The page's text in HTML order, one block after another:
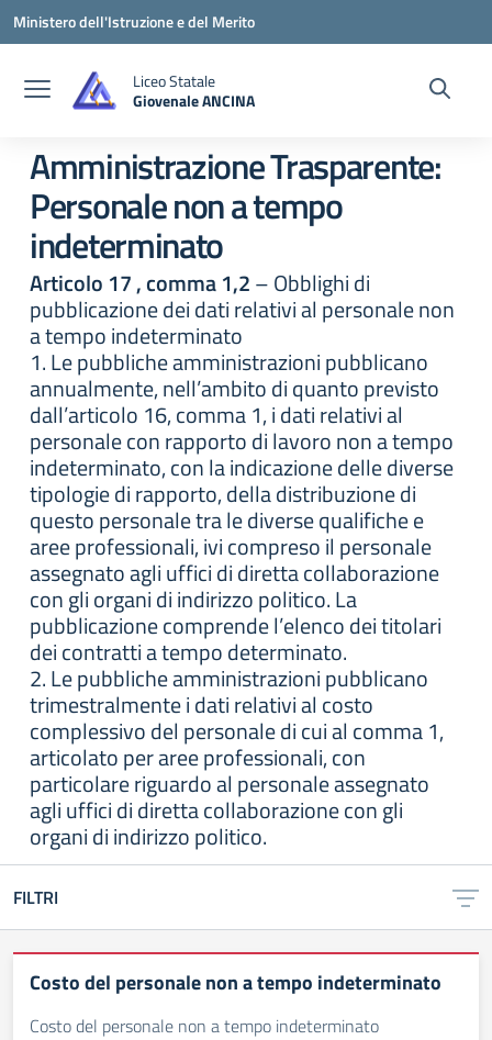
Vai ai contenuti
Vai al menu di navigazione
Vai al footer
Ministero dell'Istruzione e del Merito
Liceo Statale
Giovenale ANCINA
Amministrazione Trasparente:
Personale non a tempo
indeterminato
Articolo 17 , comma 1,2– Obblighi di
pubblicazione dei dati relativi al personale non
a tempo indeterminato
1. Le pubbliche amministrazioni pubblicano
annualmente, nell’ambito di quanto previsto
dall’articolo 16, comma 1, i dati relativi al
personale con rapporto di lavoro non a tempo
indeterminato, con la indicazione delle diverse
tipologie di rapporto, della distribuzione di
questo personale tra le diverse qualifiche e
aree professionali, ivi compreso il personale
assegnato agli uffici di diretta collaborazione
con gli organi di indirizzo politico. La
pubblicazione comprende l’elenco dei titolari
dei contratti a tempo determinato.
2. Le pubbliche amministrazioni pubblicano
trimestralmente i dati relativi al costo
complessivo del personale di cui al comma 1,
articolato per aree professionali, con
particolare riguardo al personale assegnato
agli uffici di diretta collaborazione con gli
organi di indirizzo politico.
FILTRI
Costo del personale non a tempo indeterminato
Costo del personale non a tempo indeterminato